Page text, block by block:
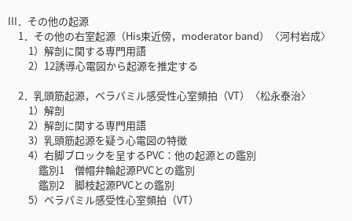
III．その他の起源
1．その他の右室起源（His束近傍，moderator band）〈河村岩成〉
1）解剖に関する専門用語
2）12誘導心電図から起源を推定する
2．乳頭筋起源，ベラパミル感受性心室頻拍（VT）〈松永泰治〉
1）解剖
2）解剖に関する専門用語
3）乳頭筋起源を疑う心電図の特徴
4）右脚ブロックを呈するPVC：他の起源との鑑別
鑑別1 僧帽弁輪起源PVCとの鑑別
鑑別2 脚枝起源PVCとの鑑別
5）ベラパミル感受性心室頻拍（VT）